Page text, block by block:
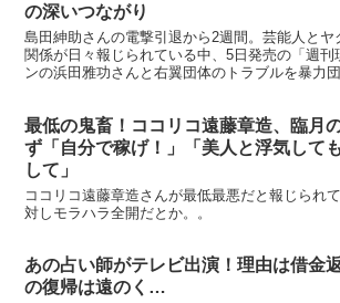
の深いつながり
島田紳助さんの電撃引退から2週間。芸能人とヤ
関係が日々報じられている中、5日発売の「週刊
ンの浜田雅功さんと右翼団体のトラブルを暴力
最低の鬼畜！ココリコ遠藤章造、臨月
ず「自分で稼げ！」「美人と浮気して
して」
ココリコ遠藤章造さんが最低最悪だと報じられ
対しモラハラ全開だとか。。
あの占い師がテレビ出演！理由は借金
の復帰は遠のく…